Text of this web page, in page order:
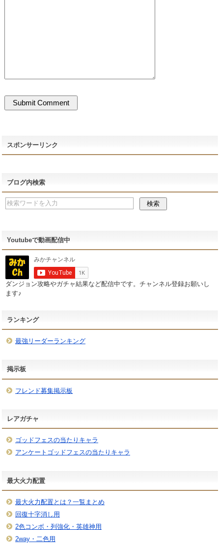
スポンサーリンク
ブログ内検索
Youtubeで動画配信中
ダンジョン攻略やガチャ結果など配信中です。チャンネル登録お願いし
ます♪
ランキング
最強リーダーランキング
掲示板
フレンド募集掲示板
レアガチャ
ゴッドフェスの当たりキャラ
アンケートゴッドフェスの当たりキャラ
最大火力配置
最大火力配置とは？一覧まとめ
回復十字消し用
2色コンボ・列強化・英雄神用
2way・二色用